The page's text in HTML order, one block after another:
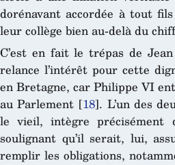
dorénavant accordée à tout
leur collège bien au-delà du
C’est en fait le trépas de
relance l’intérêt pour cette
en Bretagne, car Philippe VI
au Parlement [18]. L’un des
le vieil, intègre précisément
soulignant qu’il serait, lui,
remplir les obligations,